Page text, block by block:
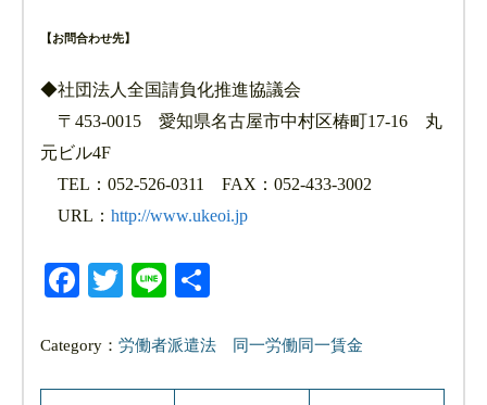
【お問合わせ先】
◆社団法人全国請負化推進協議会
〒453-0015 愛知県名古屋市中村区椿町17-16 丸
元ビル4F
TEL：052-526-0311 FAX：052-433-3002
URL：http://www.ukeoi.jp
Facebook
Twitter
Line
Category：労働者派遣法 同一労働同一賃金